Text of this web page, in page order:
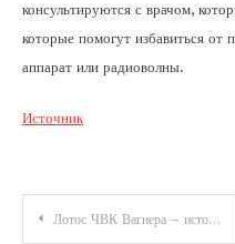
консультируются с врачом,
которые помогут избавиться от
аппарат или радиоволны.
Источник
Навигация
Лотос ЧВК Вагнера – история организации и жизнь ее основателя